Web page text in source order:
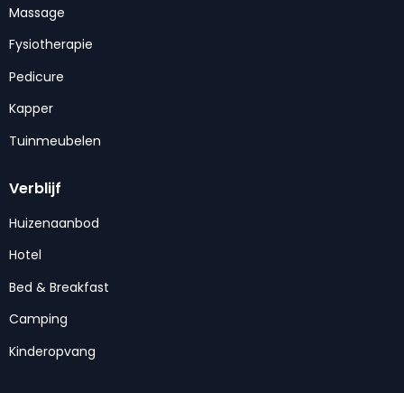
Massage
Fysiotherapie
Pedicure
Kapper
Tuinmeubelen
Verblijf
Huizenaanbod
Hotel
Bed & Breakfast
Camping
Kinderopvang